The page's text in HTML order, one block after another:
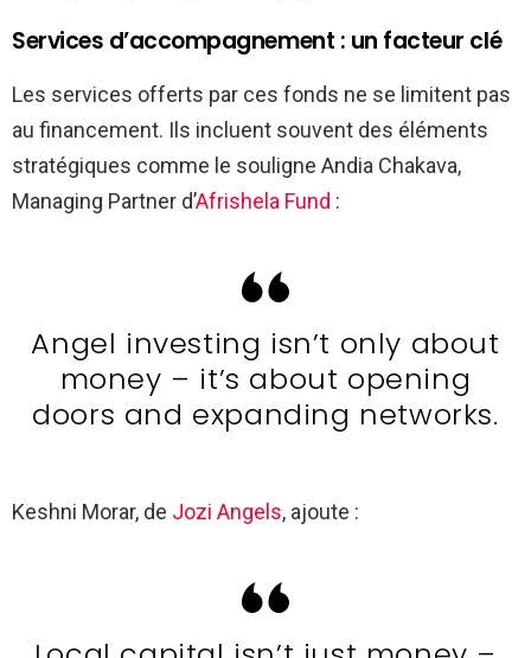
Services d’accompagnement : un facteur clé
Les services offerts par ces fonds ne se limitent pas
au financement. Ils incluent souvent des éléments
stratégiques comme le souligne Andia Chakava,
Managing Partner d’Afrishela Fund :
Angel investing isn’t only about
money – it’s about opening
doors and expanding networks.
Keshni Morar, de Jozi Angels, ajoute :